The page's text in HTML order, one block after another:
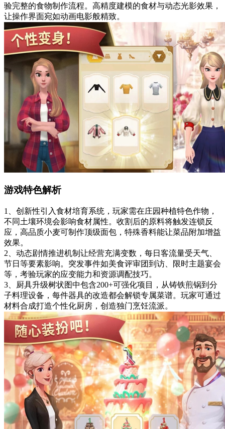
验完整的食物制作流程。高精度建模的食材与动态光影效果，
让操作界面宛如动画电影般精致。
游戏特色解析
1、创新性引入食材培育系统，玩家需在庄园种植特色作物，
不同土壤环境会影响食材属性。收割后的原料将触发连锁反
应，高品质小麦可制作顶级面包，特殊香料能让菜品附加增益
效果。
2、动态剧情推进机制让经营充满变数，每日客流量受天气、
节日等要素影响。突发事件如美食评审团到访、限时主题宴会
等，考验玩家的应变能力和资源调配技巧。
3、厨具升级树状图中包含200+可强化项目，从铸铁煎锅到分
子料理设备，每件器具的改造都会解锁专属菜谱。玩家可通过
材料合成打造个性化厨房，创造独门烹饪流派。